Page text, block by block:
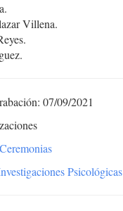
Villena.
07/09/2021
Ceremonias
Psicológicas